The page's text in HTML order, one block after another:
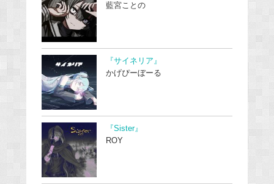
藍宮ことの
『サイネリア』
かげぴーぼーる
『Sister』
ROY